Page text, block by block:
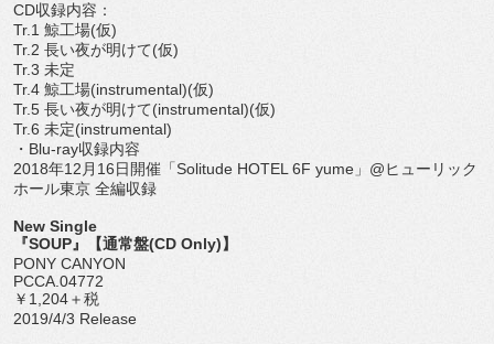
CD収録内容：
Tr.1 鯨工場(仮)
Tr.2 長い夜が明けて(仮)
Tr.3 未定
Tr.4 鯨工場(instrumental)(仮)
Tr.5 長い夜が明けて(instrumental)(仮)
Tr.6 未定(instrumental)
・Blu-ray収録内容
2018年12月16日開催「Solitude HOTEL 6F yume」@ヒューリック
ホール東京 全編収録
New Single
『SOUP』【通常盤(CD Only)】
PONY CANYON
PCCA.04772
￥1,204＋税
2019/4/3 Release